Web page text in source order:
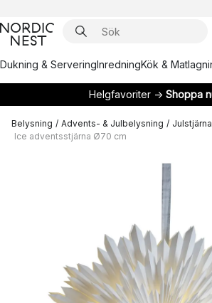
Dukning & ServeringInredningKök &
Helgfavoriter → Shoppa
Belysning / Advents- & Julbelysning /
Ice adventsstjärna Ø70 cm